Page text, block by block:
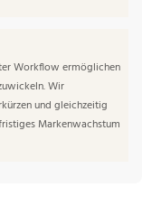
Workflow ermöglichen
Wir
und gleichzeitig
Markenwachstum